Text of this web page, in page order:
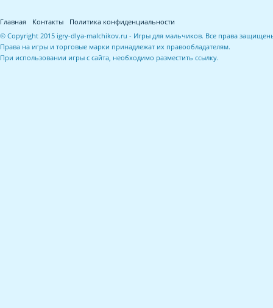
Главная Контакты
Политика конфиденциальности
© Copyright 2015 igry-dlya-malchikov.ru - Игры для мальчиков. Все права
Права на игры и торговые марки принадлежат их правообладателям.
При использовании игры с сайта, необходимо разместить ссылку.